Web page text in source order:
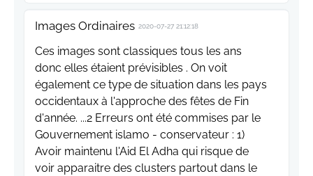
Images Ordinaires 2020-07-27 21:12:18
Ces images sont classiques tous les ans
donc elles étaient prévisibles . On voit
également ce type de situation dans les pays
occidentaux à l'approche des fêtes de Fin
d'année. ...2 Erreurs ont été commises par le
Gouvernement islamo - conservateur : 1)
Avoir maintenu l'Aid El Adha qui risque de
voir apparaitre des clusters partout dans le